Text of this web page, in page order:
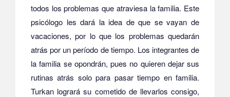
todos los problemas que atraviesa la familia. Este
psicólogo les dará la idea de que se vayan de
vacaciones, por lo que los problemas quedarán
atrás por un período de tiempo. Los integrantes de
la familia se opondrán, pues no quieren dejar sus
rutinas atrás solo para pasar tiempo en familia.
Turkan logrará su cometido de llevarlos consigo,